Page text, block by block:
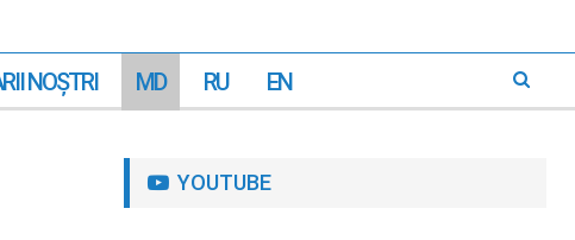
NOŞTRI MD RU EN
YOUTUBE